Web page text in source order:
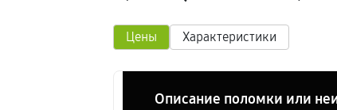
Цены Характеристики
Описание поломки или